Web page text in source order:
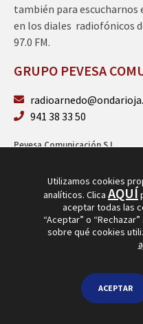
también para escucharnos
en los diales radiofónicos
97.0 FM.
GRUPO PEVESA
941 38 33 50
Pevesa Comunicación S.L.
Utilizamos cookies
analíticos. Clica AQUÍ
aceptar todas las
“Aceptar” o
sobre qué cookies
ACEPTAR